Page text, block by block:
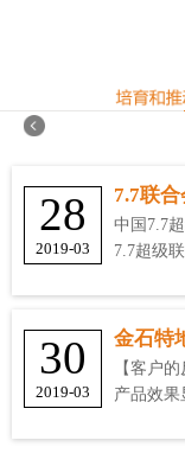
28
2019-03
7.7联
中国7.7
7.7超级
30
2019-03
金石特
【客户
产品效果